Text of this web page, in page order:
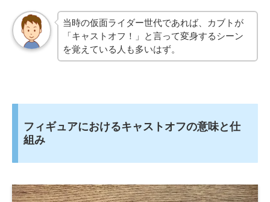
当時の仮面ライダー世代であれば、カブトが
「キャストオフ！」と言って変身するシーン
を覚えている人も多いはず。
フィギュアにおけるキャストオフの意味と仕
組み